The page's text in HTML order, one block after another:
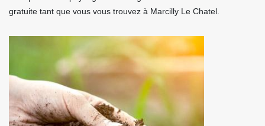
gratuite tant que vous vous trouvez à Marcilly Le Chatel.